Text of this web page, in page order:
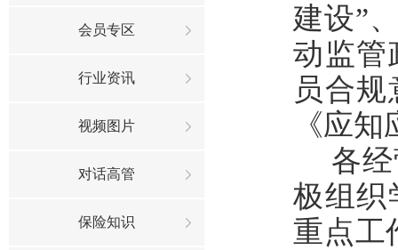
会员专区
行业资讯
视频图片
对话高管
保险知识
建设”
动监管
员合
《应
各
极组织
重点工